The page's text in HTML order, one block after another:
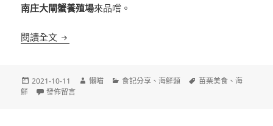
南庄大閘蟹養殖場來品嚐。
閱讀全文 [苗栗南庄]南庄大閘蟹養殖場 秋季限定美味
發
佈
2021-10-11
作
懶喵
分
食記分享 、海鮮類
標
苗栗美食 、海
鮮
在〈[苗栗南庄]南庄大閘蟹養殖場 秋季限定美味〉
發佈留言